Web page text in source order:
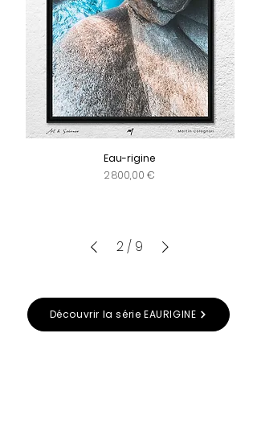
Eau-rigine
Prix
2 800,00 €
2 / 9
Découvrir la série EAURIGINE